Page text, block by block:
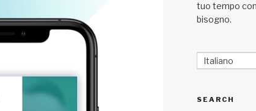
tuo tempo
bisogno.
Italiano
SEARCH